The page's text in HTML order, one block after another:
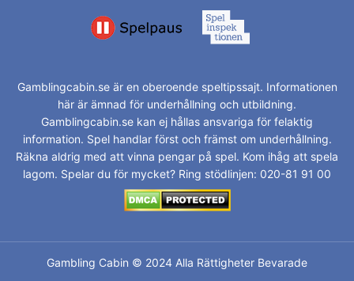
Gamblingcabin.se är en oberoende speltipssajt. Informationen
här är ämnad för underhållning och utbildning.
Gamblingcabin.se kan ej hållas ansvariga för felaktig
information. Spel handlar först och främst om underhållning.
Räkna aldrig med att vinna pengar på spel. Kom ihåg att spela
lagom. Spelar du för mycket? Ring stödlinjen: 020-81 91 00
Gambling Cabin © 2024 Alla Rättigheter Bevarade